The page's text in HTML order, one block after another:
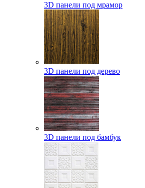
3D панели под мрамор
3D панели под дерево
3D панели под бамбук